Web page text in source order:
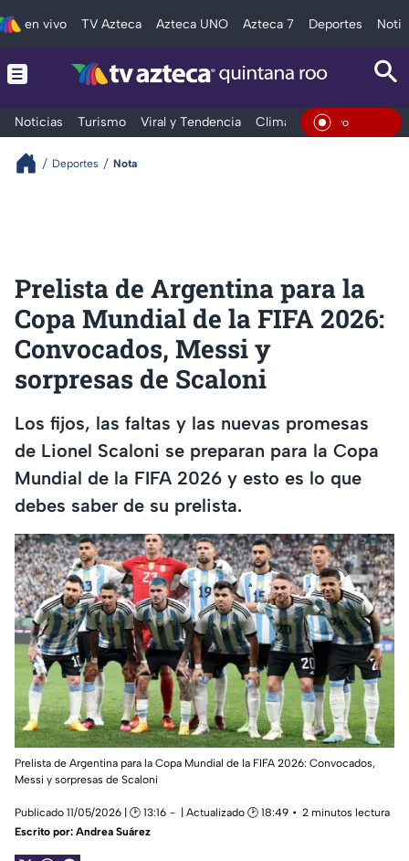
en vivo TV Azteca Azteca UNO Azteca 7 Deportes
Noticias Turismo Viral y Tendencia Clima Tráfico En Vivo
Deportes Nota
Prelista de Argentina para la
Copa Mundial de la FIFA 2026:
Convocados, Messi y
sorpresas de Scaloni
Los fijos, las faltas y las nuevas promesas
de Lionel Scaloni se preparan para la Copa
Mundial de la FIFA 2026 y esto es lo que
debes saber de su prelista.
Prelista de Argentina para la Copa Mundial de la FIFA 2026: Convocados,
Messi y sorpresas de Scaloni
Publicado 11/05/2026 | 🕑 13:16 | Actualizado 🕑 18:49
2 minutos lectura
Escrito por: Andrea Suárez